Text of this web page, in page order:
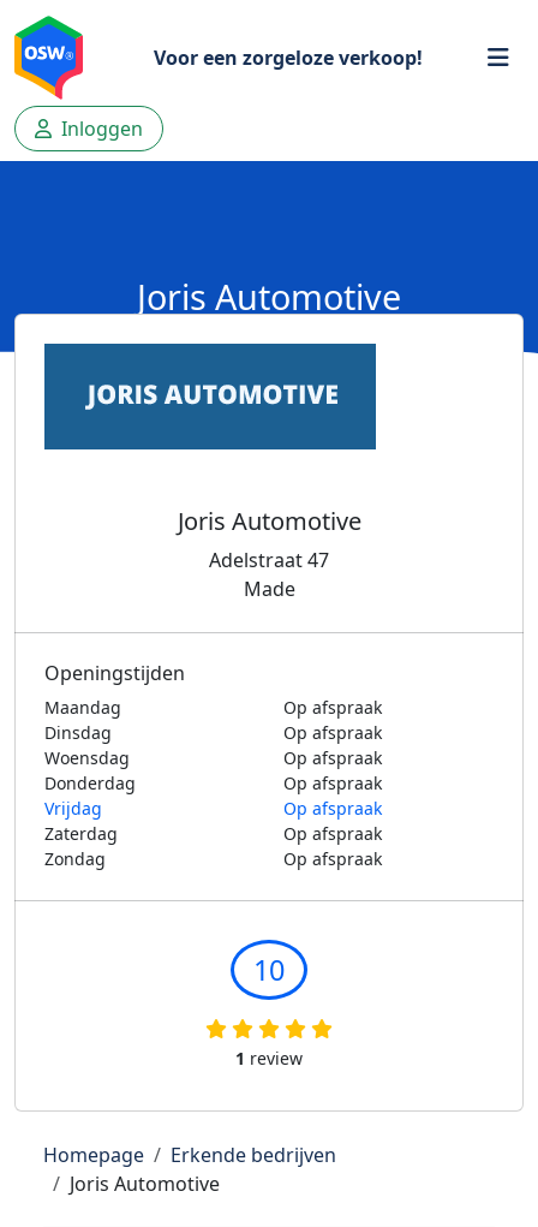
Voor een zorgeloze verkoop!
Inloggen
Joris Automotive
Joris Automotive
Adelstraat 47
Made
Openingstijden
Maandag
Op afspraak
Dinsdag
Op afspraak
Woensdag
Op afspraak
Donderdag
Op afspraak
Vrijdag
Op afspraak
Zaterdag
Op afspraak
Zondag
Op afspraak
10
1 review
Homepage
Erkende bedrijven
Joris Automotive